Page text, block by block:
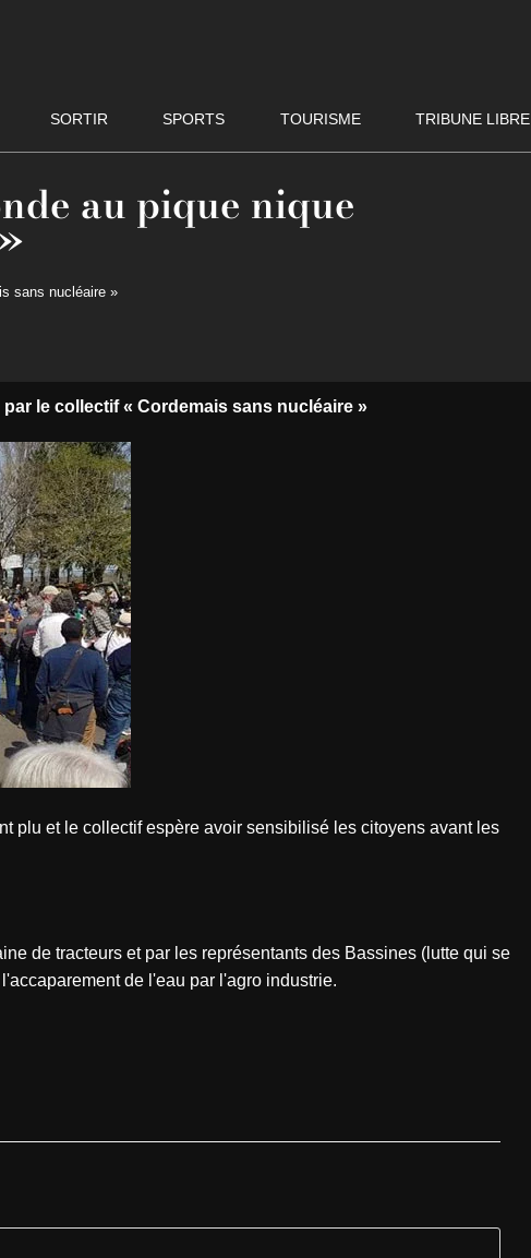
SORTIR SPORTS TOURISME TRIBUNE LIBRE
au pique nique
sans nucléaire »
le collectif « Cordemais sans nucléaire »
plu et le collectif espère avoir sensibilisé les citoyens avant les
de tracteurs et par les représentants des Bassines (lutte qui se
de l'eau par l'agro industrie.